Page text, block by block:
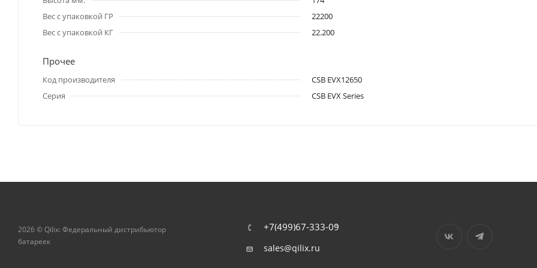
Вес с упаковкой ГР
22200
Вес с упаковкой КГ
22.200
Прочее
Код производителя
CSB EVX12650
Серия
CSB EVX Series
2026 © Qilix: Федеральный дистрибьютор
батареек
+7(499)67-333-09
sales@qilix.ru